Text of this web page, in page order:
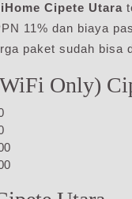
Cipete Utara
11% dan biaya
paket sudah bisa
Only)